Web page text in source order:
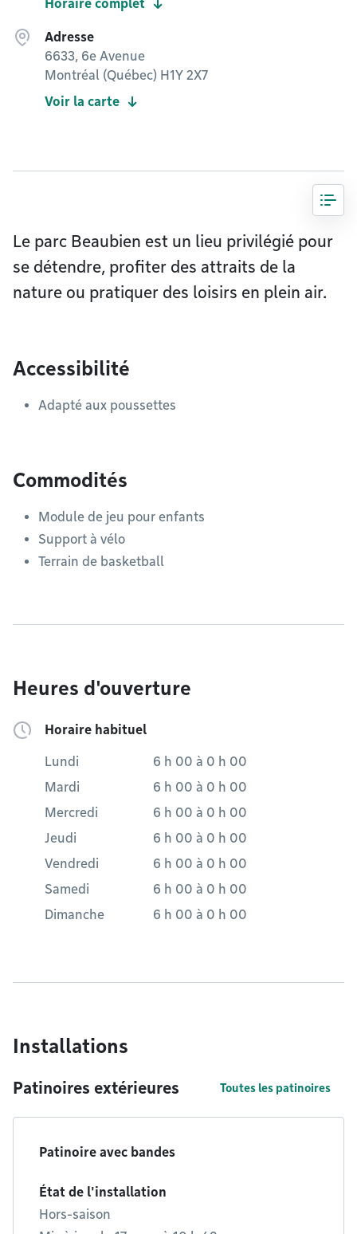
Horaire complet
Adresse
6633, 6e Avenue
Montréal (Québec) H1Y 2X7
Voir la carte
Le parc Beaubien est un lieu privilégié pour
se détendre, profiter des attraits de la
nature ou pratiquer des loisirs en plein air.
Accessibilité
Adapté aux poussettes
Commodités
Module de jeu pour enfants
Support à vélo
Terrain de basketball
Heures d'ouverture
Horaire habituel
Lundi 6 h 00 à 0 h 00
Mardi
6 h 00 à 0 h 00
Mercredi
6 h 00 à 0 h 00
Jeudi
6 h 00 à 0 h 00
Vendredi
6 h 00 à 0 h 00
Samedi
6 h 00 à 0 h 00
Dimanche
6 h 00 à 0 h 00
Installations
Patinoires extérieures Toutes les patinoires
Patinoire avec bandes
État de l'installation
Hors-saison